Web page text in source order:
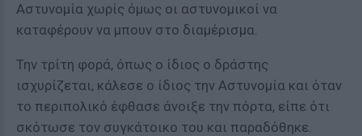
Αστυνομία χωρίς όμως οι αστυνομικοί να
καταφέρουν να μπουν στο διαμέρισμα.
Την τρίτη φορά, όπως ο ίδιος ο δράστης
ισχυρίζεται, κάλεσε ο ίδιος την Αστυνομία και όταν
το περιπολικό έφθασε άνοιξε την πόρτα, είπε ότι
σκότωσε τον συγκάτοικο του και παραδόθηκε.